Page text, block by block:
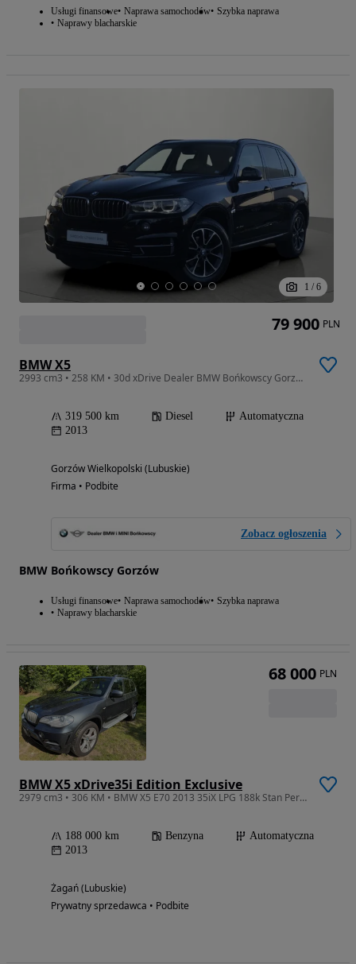
Usługi finansowe Naprawa samochodów Szybka naprawa
Naprawy blacharskie
1 / 6
BMW X5
2993 cm3 • 258 KM • 30d xDrive Dealer BMW Bońkowscy Gorzów Wlkp.
319 500 km Diesel
Automatyczna
2013
Gorzów Wielkopolski (Lubuskie)
Firma • Podbite
Zobacz ogłoszenia
BMW Bońkowscy Gorzów
Usługi finansowe Naprawa samochodów Szybka naprawa
Naprawy blacharskie
79 900 PLN
BMW X5 xDrive35i Edition Exclusive
2979 cm3 • 306 KM • BMW X5 E70 2013 35iX LPG 188k Stan Perfekt Doinwestowany Komforty
188 000 km Benzyna
Automatyczna
2013
Żagań (Lubuskie)
Prywatny sprzedawca • Podbite
68 000 PLN